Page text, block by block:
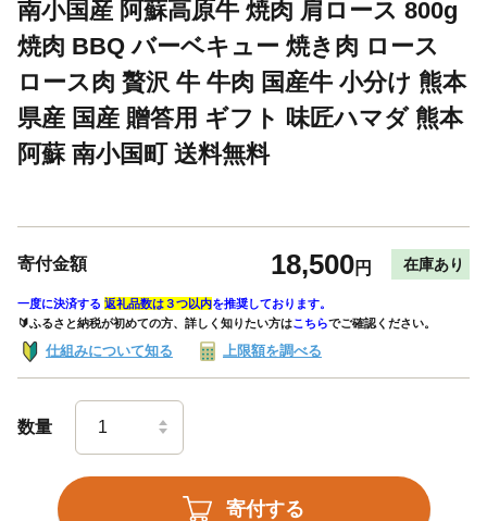
南小国産 阿蘇高原牛 焼肉 肩ロース 800g
焼肉 BBQ バーベキュー 焼き肉 ロース
ロース肉 贅沢 牛 牛肉 国産牛 小分け 熊本
県産 国産 贈答用 ギフト 味匠ハマダ 熊本
阿蘇 南小国町 送料無料
寄付金額 18,500円 在庫あり
一度に決済する 返礼品数は３つ以内を推奨しております。
🔰ふるさと納税が初めての方、詳しく知りたい方はこちらでご確認ください。
仕組みについて知る 上限額を調べる
数量
寄付する